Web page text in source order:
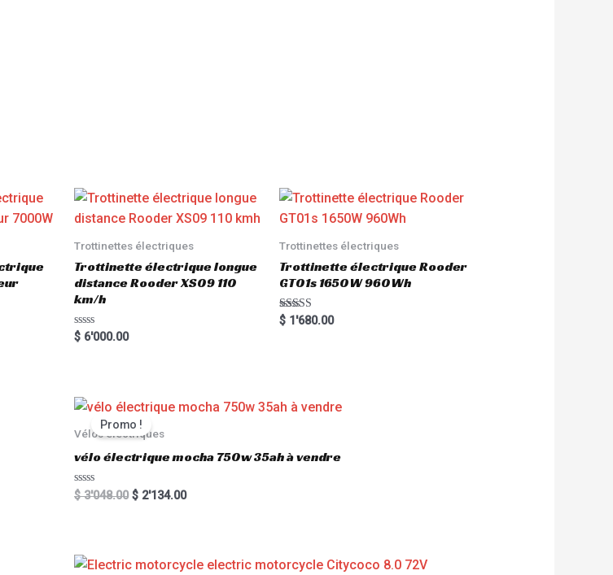
Trottinettes électriques
Trottinette électrique longue
distance Rooder XS09 110
km/h
R
a
o
u
o
f
$ 6'000.00
Trottinettes électriques
Trottinette électrique Rooder
GT01s 1650W 960Wh
Rated
5.00
$1'680.00
Promo !
Vélos électriques
vélo électrique mocha 750w 35ah à vendre
R
a
o
u
$3'048.00 $ 2'134.00